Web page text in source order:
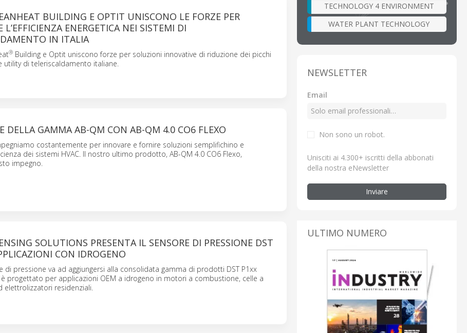
BUILDING E OPTIT UNISCONO LE FORZE PER
L’EFFICIENZA ENERGETICA NEI SISTEMI DI
IN ITALIA
®Building e Optit uniscono forze per soluzioni innovative di riduzione dei picchi
utility di teleriscaldamento italiane.
DELLA GAMMA AB-QM CON AB-QM 4.0 CO6 FLEXO
costantemente per innovare e fornire soluzioni semplifichino e
dei sistemi HVAC. Il nostro ultimo prodotto, AB-QM 4.0 CO6 Flexo,
impegno.
SOLUTIONS PRESENTA IL SENSORE DI PRESSIONE DST
CON IDROGENO
di pressione va ad aggiungersi alla consolidata gamma di prodotti DST P1xx
progettato per applicazioni OEM a idrogeno in motori a combustione, celle a
elettrolizzatori residenziali.
TECHNOLOGY 4 ENVIRONMENT
WATER PLANT TECHNOLOGY
NEWSLETTER
Email
Non sono un robot.
Unisciti ai 4.300+ iscritti della abbonati
della nostra eNewsletter
Inviare
ULTIMO NUMERO